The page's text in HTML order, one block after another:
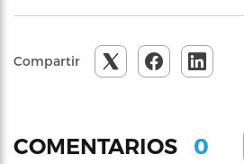
Compartir
COMENTARIOS 0